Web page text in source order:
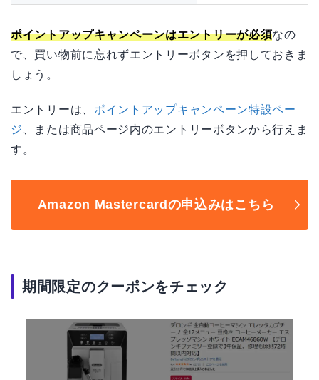
ポイントアップキャンペーンはエントリーが必須なの
で、買い物前に忘れずエントリーボタンを押しておきま
しょう。
エントリーは、 ポイントアップキャンペーン特設ペー
ジ
、または商品ページ内のエントリーボタンから行えま
す。
Amazon Mastercardの申込みはこちら
期間限定のクーポンをチェック